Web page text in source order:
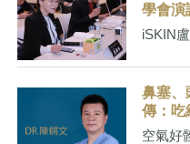
學會演
iSKIN
鼻塞、
傳：吃
空氣好